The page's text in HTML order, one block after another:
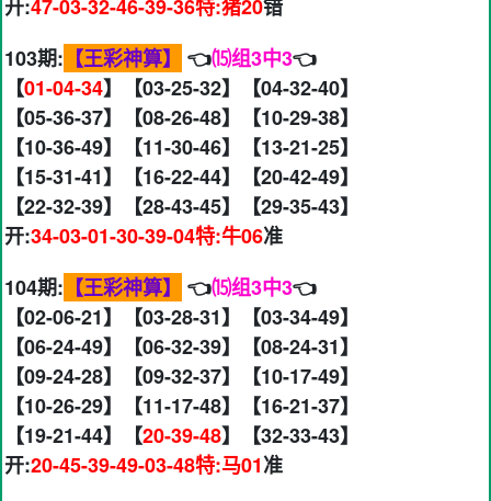
开:47-03-32-46-39-36特:猪20错
103期: 【王彩神算】 👈⒂组3中3👈
【01-04-34】【03-25-32】【04-32-40】
【05-36-37】【08-26-48】【10-29-38】
【10-36-49】【11-30-46】【13-21-25】
【15-31-41】【16-22-44】【20-42-49】
【22-32-39】【28-43-45】【29-35-43】
开:34-03-01-30-39-04特:牛06准
104期: 【王彩神算】 👈⒂组3中3👈
【02-06-21】【03-28-31】【03-34-49】
【06-24-49】【06-32-39】【08-24-31】
【09-24-28】【09-32-37】【10-17-49】
【10-26-29】【11-17-48】【16-21-37】
【19-21-44】【20-39-48】【32-33-43】
开:20-45-39-49-03-48特:马01准